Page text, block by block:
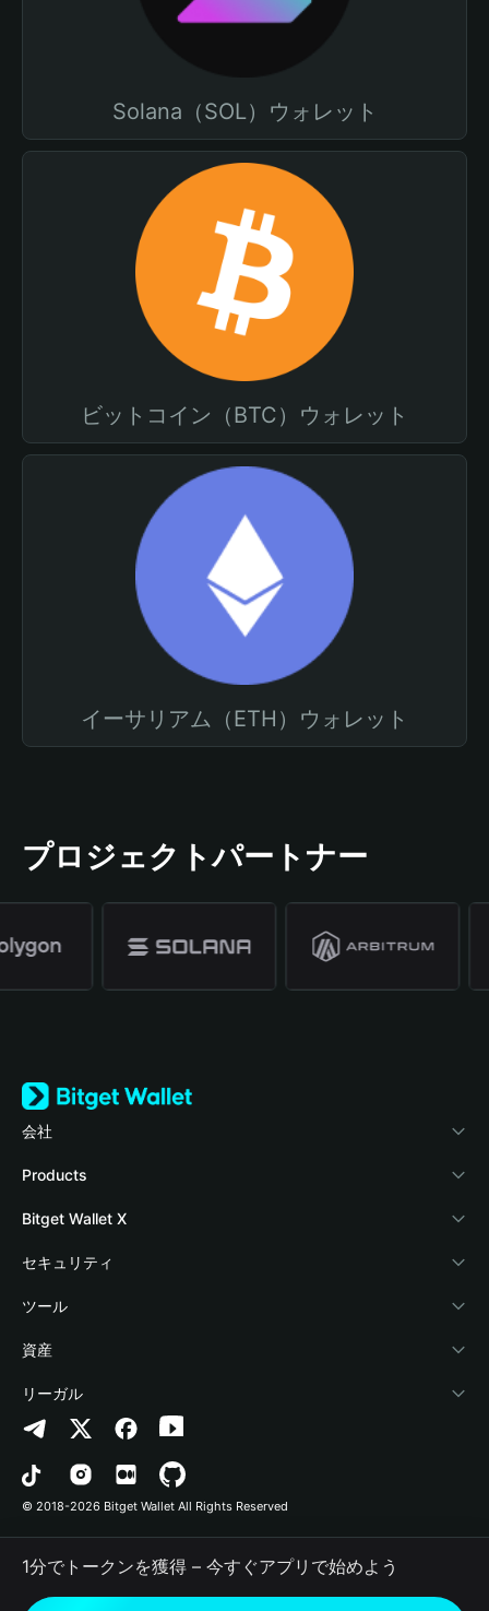
Solana（SOL）ウォレット
ビットコイン（BTC）ウォレット
イーサリアム（ETH）ウォレット
プロジェクトパートナー
会社
Bitget Walletについて
ブログ
アカデミー
暗号資産ニュース
Help Center
お問い合わせ
ブランドリソース
キャリア
Products
Crypto Card
Stablecoin Earn
Payfi Crypto
Crypto Swap API
Altcoin Season Index
Prediction Markets
DApp
RWA
Bitget Wallet X
デベロッパー
ウォレットを接続
Bitget Wallet Pay
プロジェクトを掲載
セキュリティ
保護基金
セキュリティ技術
ツール
暗号資産を購入
認証検出
コントラクト検出
一括送金
資産
Arbitrum
Avalanche
Bitcoin
Polygon
リーガル
プライバシーポリシー
利用規約
© 2018-2026 Bitget Wallet All Rights Reserved
1分でトークンを獲得 – 今すぐアプリで始めよう